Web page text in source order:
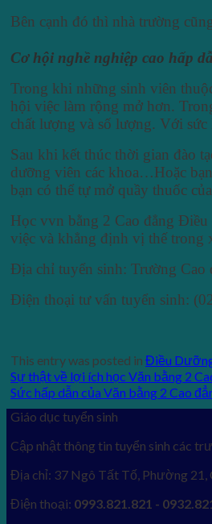
Bên cạnh đó thì nhà trường
Cơ hội nghề nghiệp cao hấp
Trong khi những sinh viên
hội việc làm rộng mở hơn.
chất lượng và số lượng. Với
Sau khi kết thúc thời gian đào
dưỡng viên các khoa…Hoặc
bạn có thể tự mở quầy thuốc
Học vvn bằng 2 Cao đẳng
việc và khẳng định vị thế trong
Địa chỉ tuyển sinh: Trường
Điện thoại tư vấn tuyển sinh:
This entry was posted in Điều
Sự thật về lợi ích học Văn bằng 2
Sức hấp dẫn của Văn bằng 2 Cao
Giáo dục tuyển sinh
Cập nhật thông tin tuyển sinh các
Địa chỉ: 37 Ngô Tất Tố, Phường 21,
Điện thoại: 0993.821.821 -